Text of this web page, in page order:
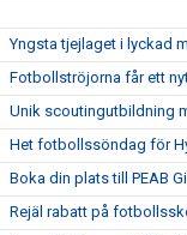
Yngsta tjejlaget i lyckad
Fotbollströjorna får ett
Unik scoutingutbildning
Het fotbollssöndag för
Boka din plats till PEAB
Rejäl rabatt på